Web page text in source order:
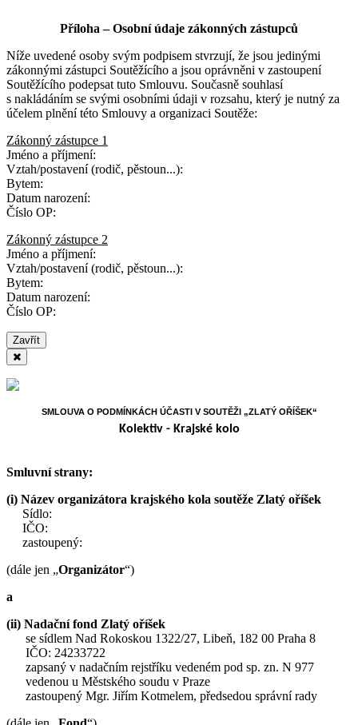
Příloha – Osobní údaje zákonných zástupců
Níže uvedené osoby svým podpisem stvrzují, že jsou jedinými
zákonnými zástupci Soutěžícího a jsou oprávněni v zastoupení
Soutěžícího podepsat tuto Smlouvu. Současně souhlasí
s nakládáním se svými osobními údaji v rozsahu, který je nutný za
účelem plnění této Smlouvy a organizaci Soutěže:
Zákonný zástupce 1
Jméno a příjmení:
Vztah/postavení (rodič, pěstoun...):
Bytem:
Datum narození:
Číslo OP:
Zákonný zástupce 2
Jméno a příjmení:
Vztah/postavení (rodič, pěstoun...):
Bytem:
Datum narození:
Číslo OP:
Zavřít
SMLOUVA O PODMÍNKÁCH ÚČASTI V SOUTĚŽI „ZLATÝ OŘÍŠEK“
Kolektiv - Krajské kolo
Smluvní strany:
(i) Název organizátora krajského kola soutěže Zlatý oříšek
Sídlo:
IČO:
zastoupený:
(dále jen „Organizátor“)
a
(ii) Nadační fond Zlatý oříšek
se sídlem Nad Rokoskou 1322/27, Libeň, 182 00 Praha 8
IČO: 24233722
zapsaný v nadačním rejstříku vedeném pod sp. zn. N 977
vedenou u Městského soudu v Praze
zastoupený Mgr. Jiřím Kotmelem, předsedou správní rady